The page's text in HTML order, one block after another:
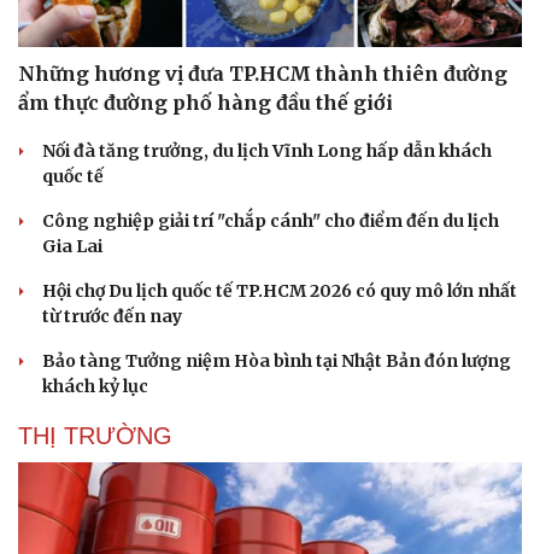
Những hương vị đưa TP.HCM thành thiên đường
ẩm thực đường phố hàng đầu thế giới
Nối đà tăng trưởng, du lịch Vĩnh Long hấp dẫn khách
quốc tế
Công nghiệp giải trí "chắp cánh" cho điểm đến du lịch
Gia Lai
Hội chợ Du lịch quốc tế TP.HCM 2026 có quy mô lớn nhất
từ trước đến nay
Bảo tàng Tưởng niệm Hòa bình tại Nhật Bản đón lượng
khách kỷ lục
THỊ TRƯỜNG